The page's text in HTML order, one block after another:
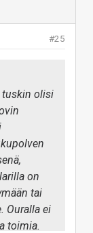
#25
tuskin olisi
on
tai
Ouralla ei
toimia.